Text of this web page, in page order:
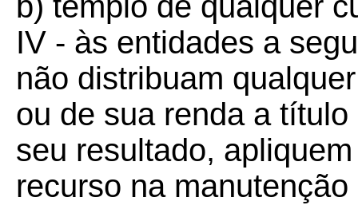
IV - às entidades a
não distribuam
ou de sua renda a
seu resultado,
recurso na